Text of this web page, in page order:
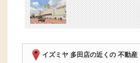
イズミヤ 多田店の近くの 不動産